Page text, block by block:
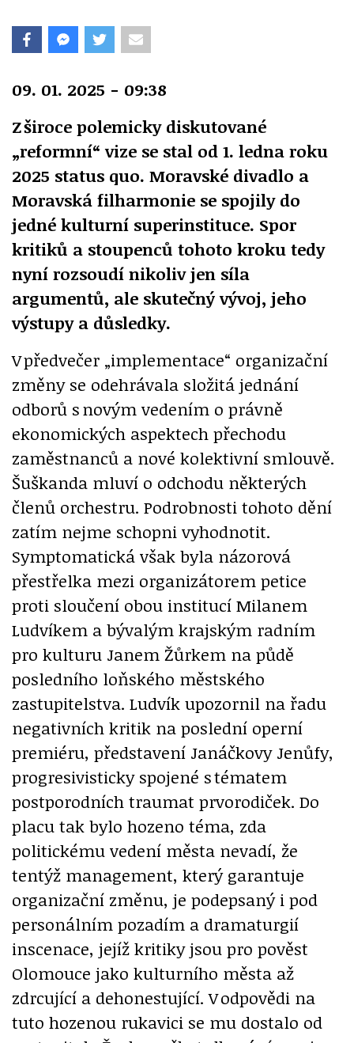
09. 01. 2025 - 09:38
Z široce polemicky diskutované
„reformní“ vize se stal od 1. ledna roku
2025 status quo. Moravské divadlo a
Moravská filharmonie se spojily do
jedné kulturní superinstituce. Spor
kritiků a stoupenců tohoto kroku tedy
nyní rozsoudí nikoliv jen síla
argumentů, ale skutečný vývoj, jeho
výstupy a důsledky.
V předvečer „implementace“ organizační
změny se odehrávala složitá jednání
odborů s novým vedením o právně
ekonomických aspektech přechodu
zaměstnanců a nové kolektivní smlouvě.
Šuškanda mluví o odchodu některých
členů orchestru. Podrobnosti tohoto dění
zatím nejme schopni vyhodnotit.
Symptomatická však byla názorová
přestřelka mezi organizátorem petice
proti sloučení obou institucí Milanem
Ludvíkem a bývalým krajským radním
pro kulturu Janem Žůrkem na půdě
posledního loňského městského
zastupitelstva. Ludvík upozornil na řadu
negativních kritik na poslední operní
premiéru, představení Janáčkovy Jenůfy,
progresivisticky spojené s tématem
postporodních traumat prvorodiček. Do
placu tak bylo hozeno téma, zda
politickému vedení města nevadí, že
tentýž management, který garantuje
organizační změnu, je podepsaný i pod
personálním pozadím a dramaturgií
inscenace, jejíž kritiky jsou pro pověst
Olomouce jako kulturního města až
zdrcující a dehonestující. V odpovědi na
tuto hozenou rukavici se mu dostalo od